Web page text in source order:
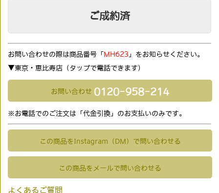
ご成約済
お問い合わせの際は商品番号「 MH623 」をお知らせください。
▼東京・恵比寿店（タップで電話できます)
お問い合わせ 0120-958-214
※お電話でのご注文は「代金引換」のお支払いのみです。
この商品をInstagram（DM）で問い合わせる
この商品をメールで問い合わせる
よくあるご質問